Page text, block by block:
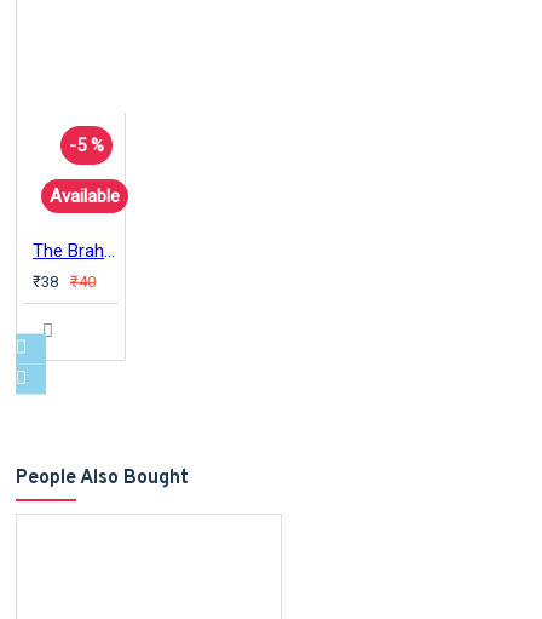
-5 %
Available
The Brahminical Inscribed in Body-politic
₹38 ₹40
People Also Bought